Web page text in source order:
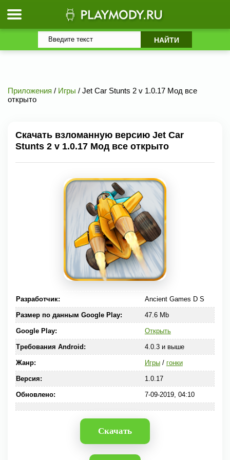
Приложения / Игры / Jet Car Stunts 2 v 1.0.17 Мод все
открыто
Скачать взломанную версию Jet Car
Stunts 2 v 1.0.17 Мод все открыто
Разработчик: Ancient Games D S
Размер по данным Google Play: 47.6 Mb
Google Play: Открыть
Требования Android: 4.0.3 и выше
Жанр: Игры/ гонки
Версия: 1.0.17
Обновлено: 7-09-2019, 04:10
Скачать